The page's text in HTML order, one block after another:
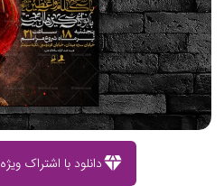
diamondدانلود با اشتراک ویژه